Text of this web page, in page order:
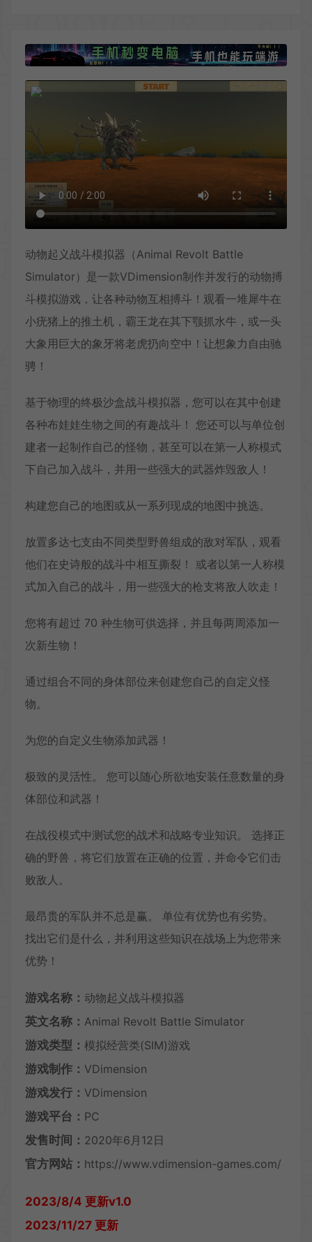
动物起义战斗模拟器（Animal Revolt Battle
Simulator）是一款VDimension制作并发行的动物搏
斗模拟游戏，让各种动物互相搏斗！观看一堆犀牛在
小疣猪上的推土机，霸王龙在其下颚抓水牛，或一头
大象用巨大的象牙将老虎扔向空中！让想象力自由驰
骋！
基于物理的终极沙盒战斗模拟器，您可以在其中创建
各种布娃娃生物之间的有趣战斗！ 您还可以与单位创
建者一起制作自己的怪物，甚至可以在第一人称模式
下自己加入战斗，并用一些强大的武器炸毁敌人！
构建您自己的地图或从一系列现成的地图中挑选。
放置多达七支由不同类型野兽组成的敌对军队，观看
他们在史诗般的战斗中相互撕裂！ 或者以第一人称模
式加入自己的战斗，用一些强大的枪支将敌人吹走！
您将有超过 70 种生物可供选择，并且每两周添加一
次新生物！
通过组合不同的身体部位来创建您自己的自定义怪
物。
为您的自定义生物添加武器！
极致的灵活性。 您可以随心所欲地安装任意数量的身
体部位和武器！
在战役模式中测试您的战术和战略专业知识。 选择正
确的野兽，将它们放置在正确的位置，并命令它们击
败敌人。
最昂贵的军队并不总是赢。 单位有优势也有劣势。
找出它们是什么，并利用这些知识在战场上为您带来
优势！
游戏名称： 动物起义战斗模拟器
英文名称： Animal Revolt Battle Simulator
游戏类型： 模拟经营类(SIM)游戏
游戏制作： VDimension
游戏发行： VDimension
游戏平台： PC
发售时间： 2020年6月12日
官方网站： https://www.vdimension-games.com/
2023/8/4 更新v1.0
2023/11/27 更新